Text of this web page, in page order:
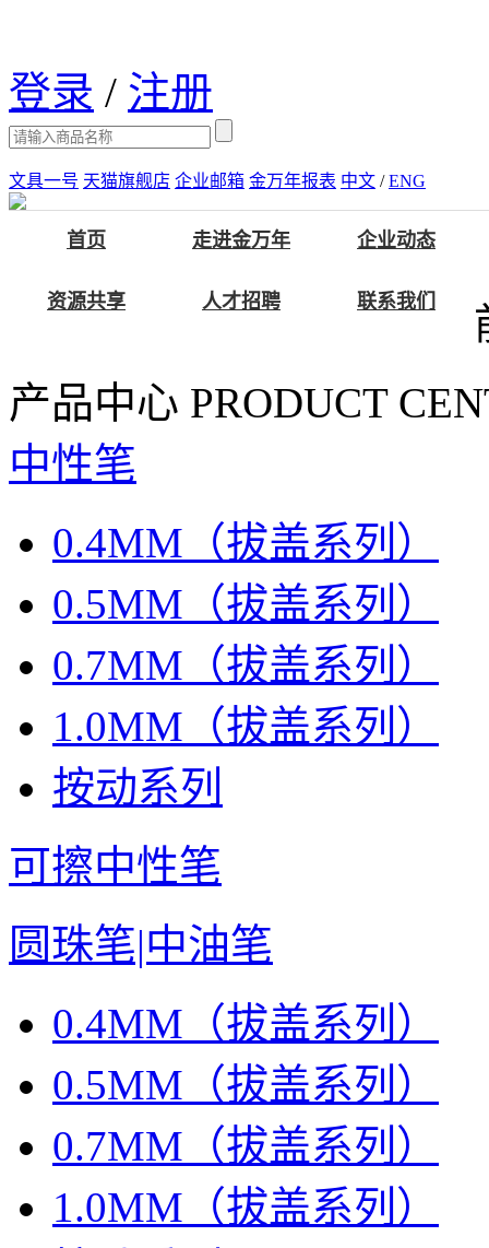
登录 / 注册
文具一号 天猫旗舰店 企业邮箱 金万年报表 中文 / ENG
首页 走进金万年 企业动态
资源共享 人才招聘 联系我们
产品中心 PRODUCT
中性笔
0.4MM（拔盖系列）
0.5MM（拔盖系列）
0.7MM（拔盖系列）
1.0MM（拔盖系列）
按动系列
可擦中性笔
圆珠笔|中油笔
0.4MM（拔盖系列）
0.5MM（拔盖系列）
0.7MM（拔盖系列）
1.0MM（拔盖系列）